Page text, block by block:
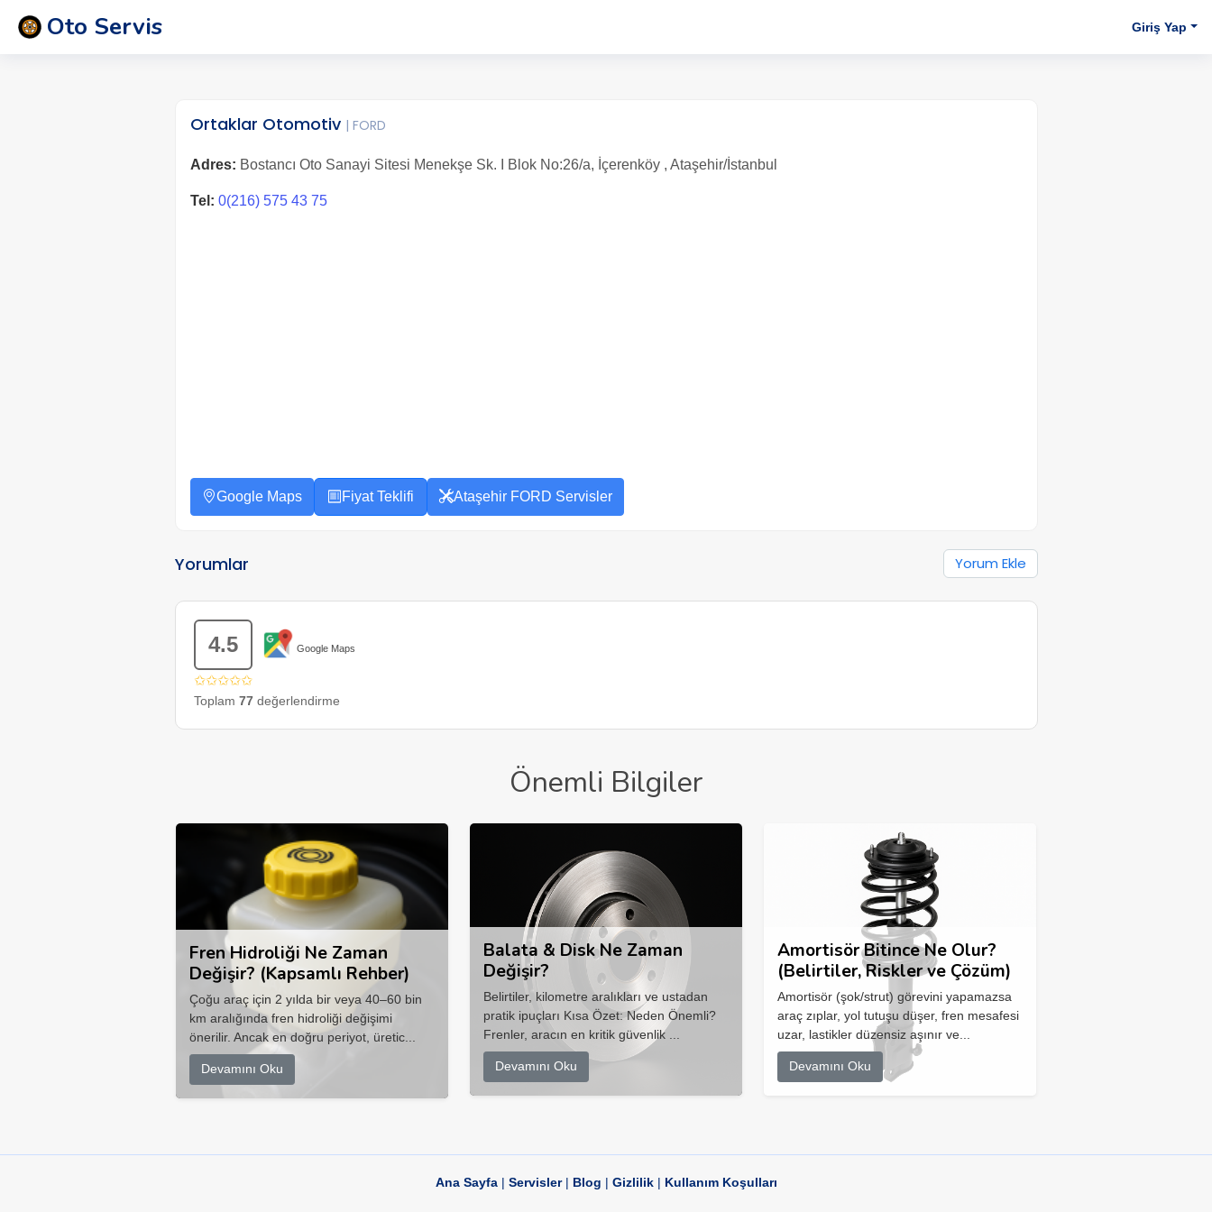
Oto Servis Giriş Yap
Ortaklar Otomotiv | FORD
Adres: Bostancı Oto Sanayi Sitesi Menekşe Sk. I Blok No:26/a, İçerenköy , Ataşehir/İstanbul
Tel: 0(216) 575 43 75
Google Maps Fiyat Teklifi Ataşehir FORD Servisler
Yorumlar Yorum Ekle
4.5 Google Maps
✩✩✩✩✩
Toplam 77değerlendirme
Önemli Bilgiler
Fren Hidroliği Ne Zaman
Değişir? (Kapsamlı Rehber)
Çoğu araç için 2 yılda bir veya 40–60 bin
km aralığında fren hidroliği değişimi
önerilir. Ancak en doğru periyot, üretic...
Devamını Oku
Balata & Disk Ne Zaman
Değişir?
Belirtiler, kilometre aralıkları ve ustadan
pratik ipuçları Kısa Özet: Neden Önemli?
Frenler, aracın en kritik güvenlik ...
Devamını Oku
Amortisör Bitince Ne Olur?
(Belirtiler, Riskler ve Çözüm)
Amortisör (şok/strut) görevini yapamazsa
araç zıplar, yol tutuşu düşer, fren mesafesi
uzar, lastikler düzensiz aşınır ve...
Devamını Oku
Ana Sayfa| Servisler| Blog | Gizlilik| Kullanım Koşulları